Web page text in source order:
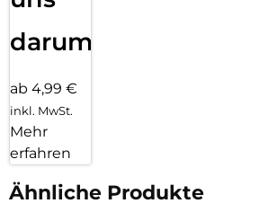
darum!
ab 4,99 €
inkl. MwSt.
Mehr
erfahren
Ähnliche Produkte